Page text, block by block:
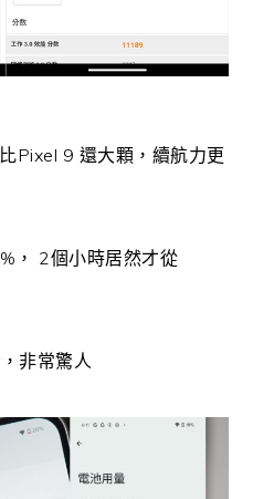
Pixel 9 還大顆，續航力更
， 2個小時居然才從
，非常驚人